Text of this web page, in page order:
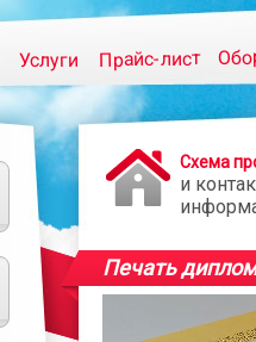
Услуги Прайс-лист
Схема
и
Печать